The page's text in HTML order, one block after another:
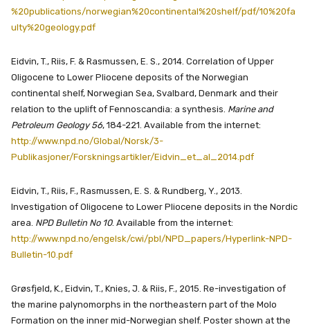
%20publications/norwegian%20continental%20shelf/pdf/10%20fa
ulty%20geology.pdf
Eidvin, T., Riis, F. & Rasmussen, E. S., 2014. Correlation of Upper
Oligocene to Lower Pliocene deposits of the Norwegian
continental shelf, Norwegian Sea, Svalbard, Denmark and their
relation to the uplift of Fennoscandia: a synthesis. Marine and
Petroleum Geology 56, 184-221. Available from the internet:
http://www.npd.no/Global/Norsk/3-
Publikasjoner/Forskningsartikler/Eidvin_et_al_2014.pdf
Eidvin, T., Riis, F., Rasmussen, E. S. & Rundberg, Y., 2013.
Investigation of Oligocene to Lower Pliocene deposits in the Nordic
area. NPD Bulletin No 10. Available from the internet:
http://www.npd.no/engelsk/cwi/pbl/NPD_papers/Hyperlink-NPD-
Bulletin-10.pdf
Grøsfjeld, K., Eidvin, T., Knies, J. & Riis, F., 2015. Re-investigation of
the marine palynomorphs in the northeastern part of the Molo
Formation on the inner mid-Norwegian shelf. Poster shown at the